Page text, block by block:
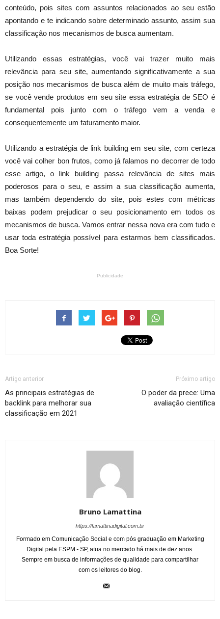
conteúdo, pois sites com assuntos relacionados ao seu estão
apontando e te indicando sobre determinado assunto, assim sua
classificação nos mecanismos de busca aumentam.
Utilizando essas estratégias, você vai trazer muito mais
relevância para seu site, aumentando significativamente a sua
posição nos mecanismos de busca além de muito mais tráfego,
se você vende produtos em seu site essa estratégia de SEO é
fundamental pois junto com o tráfego vem a venda e
consequentemente um faturamento maior.
Utilizando a estratégia de link building em seu site, com certeza
você vai colher bon frutos, como já falamos no decorrer de todo
esse artigo, o link building passa relevância de sites mais
poderosos para o seu, e assim a sua classificação aumenta,
mas também dependendo do site, pois estes com métricas
baixas podem prejudicar o seu posicionamento em todos os
mecanismos de busca. Vamos entrar nessa nova era com tudo e
usar toda estratégia possível para estarmos bem classificados.
Boa Sorte!
Publicidade
Artigo anterior
As principais estratégias de
backlink para melhorar sua
classificação em 2021
Próximo artigo
O poder da prece: Uma
avaliação científica
Bruno Lamattina
https://lamattinadigital.com.br
Formado em Comunicação Social e com pós graduação em Marketing
Digital pela ESPM - SP, atua no mercado há mais de dez anos.
Sempre em busca de informações de qualidade para compartilhar
com os leitores do blog.